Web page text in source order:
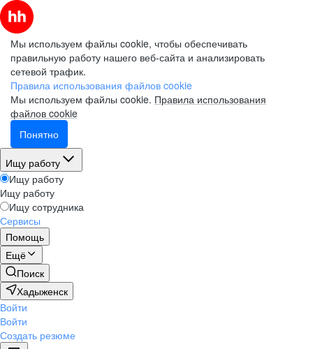
Мы используем файлы cookie, чтобы обеспечивать
правильную работу нашего веб-сайта и анализировать
сетевой трафик.
Правила использования файлов cookie
Мы используем файлы cookie. Правила использования
файлов cookie
Понятно
Ищу работу
Ищу работу
Ищу работу
Ищу сотрудника
Сервисы
Помощь
Ещё
Поиск
Хадыженск
Войти
Войти
Создать резюме